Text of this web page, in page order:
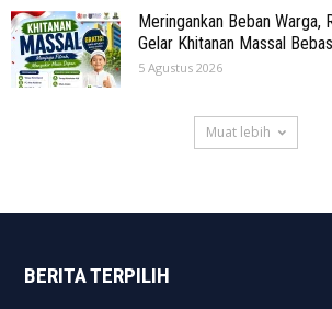
Meringankan Beban Warga,
Gelar Khitanan Massal
5 Agustus 2026
Muat lebih
BERITA TERPILIH